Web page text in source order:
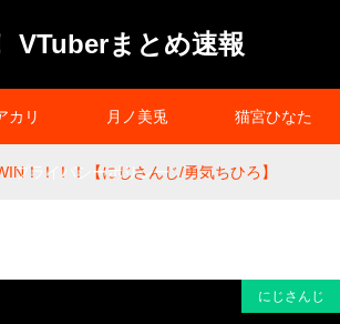
VTuberまとめ速報
カリ 月ノ美兎 猫宮ひなた
プライバシーポリシー
！！！！【にじさんじ/勇気ちひろ】
にじさんじ